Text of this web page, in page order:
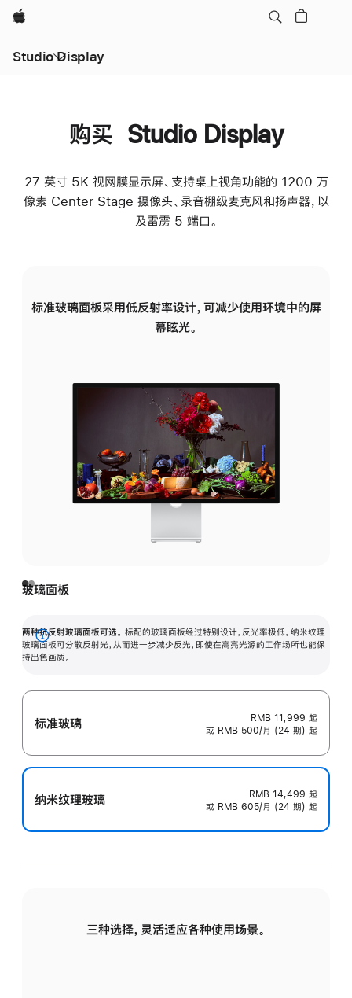
Apple
Studio Display
购买 Studio Display
27 英寸 5K 视网膜显示屏、支持桌上视角功能的 1200 万
像素 Center Stage 摄像头、录音棚级麦克风和扬声器，以
及雷雳 5 端口。
标准玻璃面板采用低反射率设计，可减少使用环境中的屏
幕眩光。
玻璃面板
两种抗反射玻璃面板可选。 标配的玻璃面板经过特别设计，反光率极低。纳米纹理
玻璃面板可分散反射光，从而进一步减少反光，即使在高亮光源的工作场所也能保
持出色画质。
展
开
标准玻璃 RMB 11,999 起
或 RMB 500/月 (24 期) 起
纳米纹理玻璃 RMB 14,499 起
或 RMB 605/月 (24 期) 起
三种选择，灵活适应各种使用场景。